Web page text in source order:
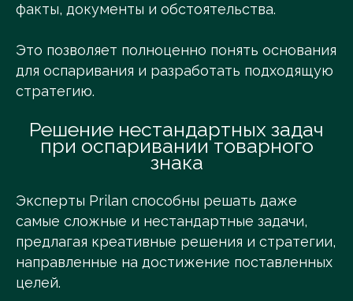
факты, документы и обстоятельства.
Это позволяет полноценно понять основания
для оспаривания и разработать подходящую
стратегию.
Решение нестандартных задач
при оспаривании товарного
знака
Эксперты Prilan способны решать даже
самые сложные и нестандартные задачи,
предлагая креативные решения и стратегии,
направленные на достижение поставленных
целей.